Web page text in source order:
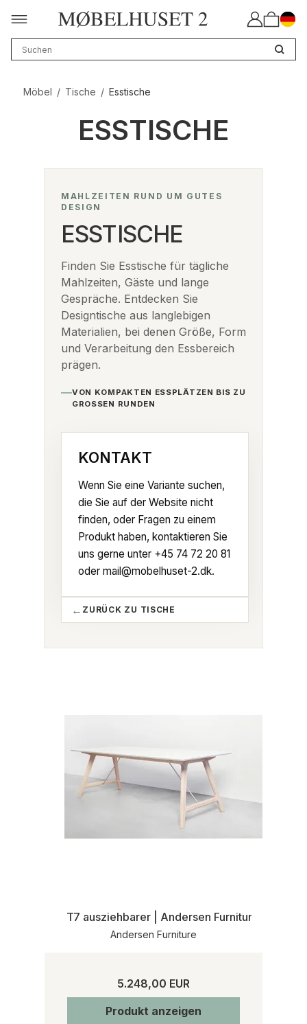
Möbel / Tische / Esstische
ESSTISCHE
MAHLZEITEN RUND UM GUTES
DESIGN
ESSTISCHE
Finden Sie Esstische für tägliche
Mahlzeiten, Gäste und lange
Gespräche. Entdecken Sie
Designtische aus langlebigen
Materialien, bei denen Größe, Form
und Verarbeitung den Essbereich
prägen.
VON KOMPAKTEN ESSPLÄTZEN BIS ZU
GROSSEN RUNDEN
KONTAKT
Wenn Sie eine Variante suchen,
die Sie auf der Website nicht
finden, oder Fragen zu einem
Produkt haben, kontaktieren Sie
uns gerne unter +45 74 72 20 81
oder mail@mobelhuset-2.dk.
ZURÜCK ZU TISCHE
T7 ausziehbarer | Andersen Furniture
Andersen Furniture
5.248,00 EUR
Produkt anzeigen